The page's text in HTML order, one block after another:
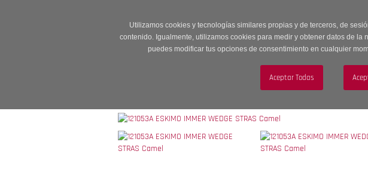
Utilizamos cookies y tecnologías similares propias y de terceros, de
contenido. Igualmente, utilizamos cookies para medir y obtener datos de
puedes modificar tus opciones de consentimiento en cualquier
MUJER HOMBRE